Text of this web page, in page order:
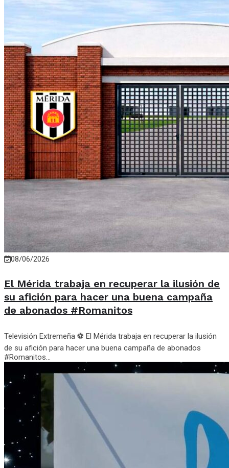
08/06/2026
El Mérida trabaja en recuperar la ilusión de
su afición para hacer una buena campaña
de abonados #Romanitos
Televisión Extremeña ⚽ El Mérida trabaja en recuperar la ilusión
de su afición para hacer una buena campaña de abonados
#Romanitos...